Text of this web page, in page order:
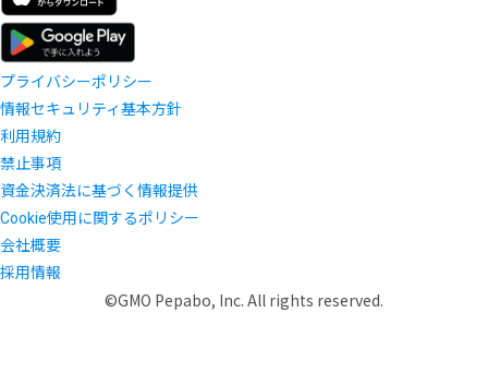
プライバシーポリシー
情報セキュリティ基本方針
利用規約
禁止事項
資金決済法に基づく情報提供
Cookie使用に関するポリシー
会社概要
採用情報
©GMO Pepabo, Inc. All rights reserved.